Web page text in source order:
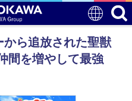
ら追放された聖獣
間を増やして最強